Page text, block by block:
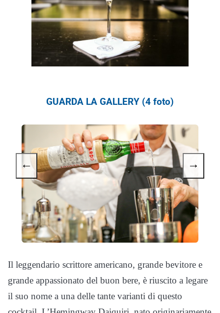
GUARDA LA GALLERY (4 foto)
← →
Il leggendario scrittore americano, grande bevitore e
grande appassionato del buon bere, è riuscito a legare
il suo nome a una delle tante varianti di questo